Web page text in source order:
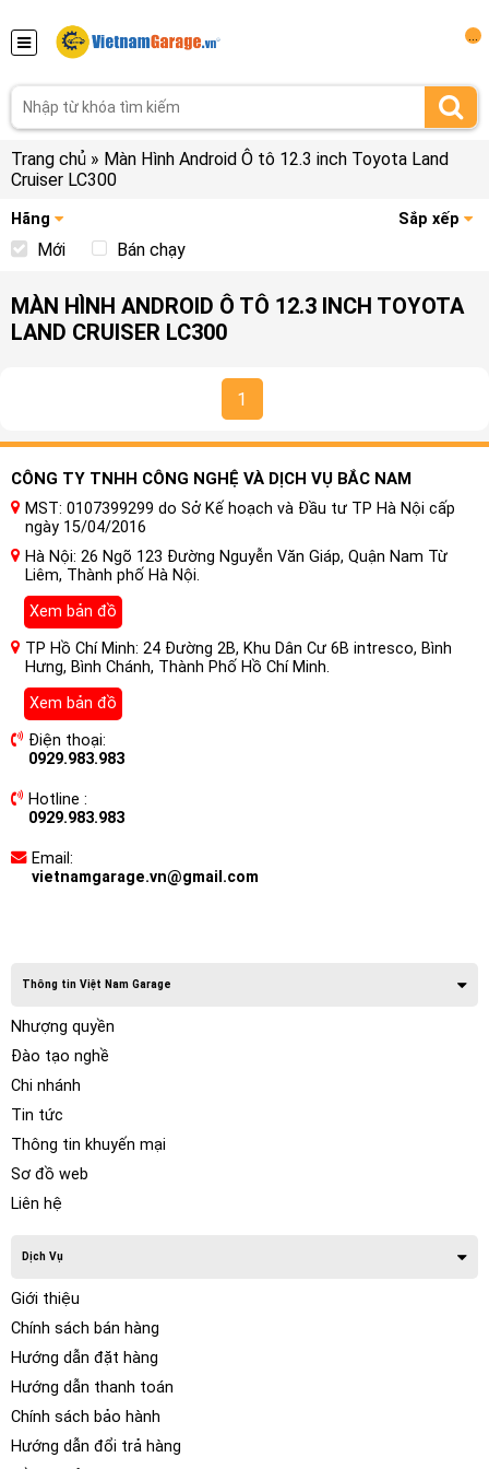
Trang chủ » Màn Hình Android Ô tô 12.3 inch Toyota Land
Cruiser LC300
Hãng Sắp xếp
Mới Bán chạy
MÀN HÌNH ANDROID Ô TÔ 12.3 INCH TOYOTA
LAND CRUISER LC300
1
CÔNG TY TNHH CÔNG NGHỆ VÀ DỊCH VỤ BẮC NAM
MST: 0107399299 do Sở Kế hoạch và Đầu tư TP Hà Nội cấp
ngày 15/04/2016
Hà Nội: 26 Ngõ 123 Đường Nguyễn Văn Giáp, Quận Nam Từ
Liêm, Thành phố Hà Nội.
Xem bản đồ
TP Hồ Chí Minh: 24 Đường 2B, Khu Dân Cư 6B intresco, Bình
Hưng, Bình Chánh, Thành Phố Hồ Chí Minh.
Xem bản đồ
Điện thoại:
0929.983.983
Hotline :
0929.983.983
Email:
vietnamgarage.vn@gmail.com
Thông tin Việt Nam Garage
Nhượng quyền
Đào tạo nghề
Chi nhánh
Tin tức
Thông tin khuyến mại
Sơ đồ web
Liên hệ
Dịch Vụ
Giới thiệu
Chính sách bán hàng
Hướng dẫn đặt hàng
Hướng dẫn thanh toán
Chính sách bảo hành
Hướng dẫn đổi trả hàng